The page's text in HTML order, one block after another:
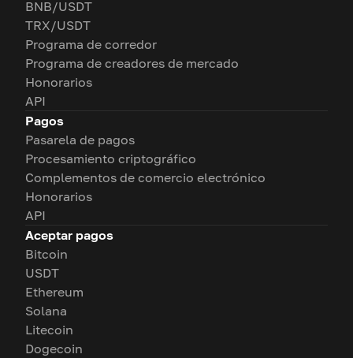
BNB/USDT
TRX/USDT
Programa de corredor
Programa de creadores de mercado
Honorarios
API
Pagos
Pasarela de pagos
Procesamiento criptográfico
Complementos de comercio electrónico
Honorarios
API
Aceptar pagos
Bitcoin
USDT
Ethereum
Solana
Litecoin
Dogecoin